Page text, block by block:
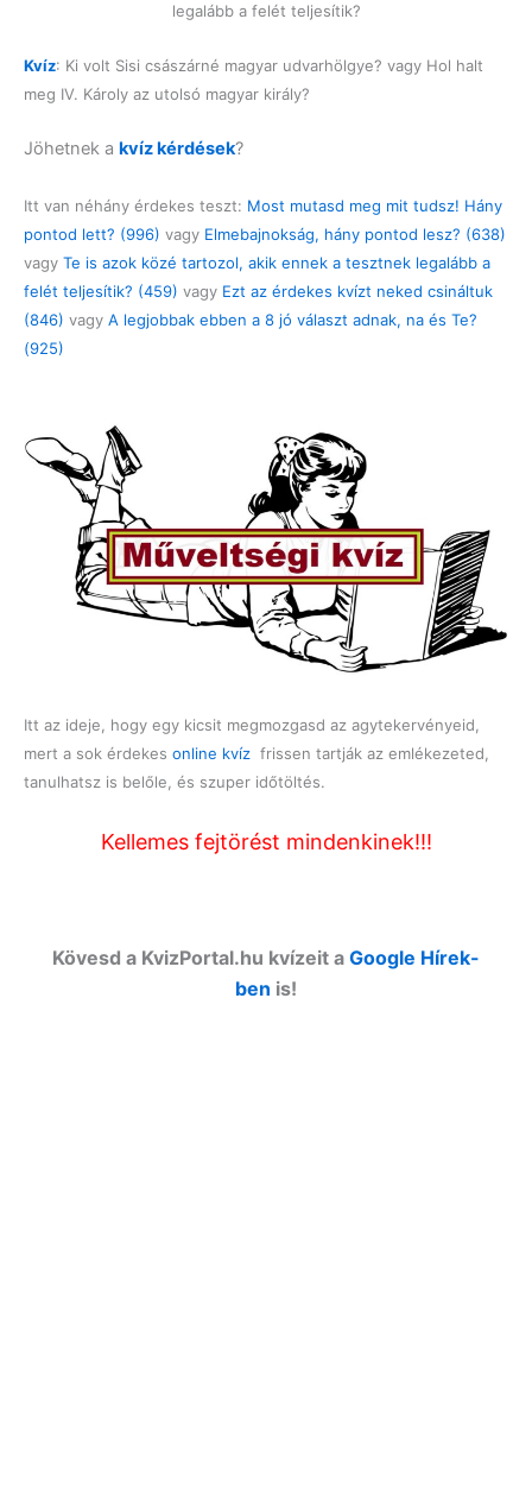
legalább a felét teljesítik?
Kvíz: Ki volt Sisi császárné magyar udvarhölgye? vagy Hol halt
meg IV. Károly az utolsó magyar király?
Jöhetnek a kvíz kérdések?
Itt van néhány érdekes teszt: Most mutasd meg mit tudsz! Hány
pontod lett? (996) vagy Elmebajnokság, hány pontod lesz? (638)
vagy Te is azok közé tartozol, akik ennek a tesztnek legalább a
felét teljesítik? (459) vagy Ezt az érdekes kvízt neked csináltuk
(846) vagy A legjobbak ebben a 8 jó választ adnak, na és Te?
(925)
Itt az ideje, hogy egy kicsit megmozgasd az agytekervényeid,
mert a sok érdekes online kvíz frissen tartják az emlékezeted,
tanulhatsz is belőle, és szuper időtöltés.
Kellemes fejtörést mindenkinek!!!
Kövesd a KvizPortal.hu kvízeit a Google Hírek-
ben is!